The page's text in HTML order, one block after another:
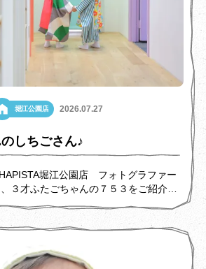
堀江公園店 2026.07.27
しちごさん♪